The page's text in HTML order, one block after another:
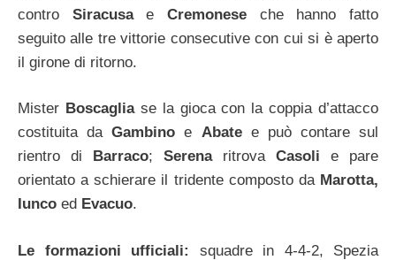
contro SiracusaeCremonese che hanno fatto
seguito alle tre vittorie consecutive con cui si è aperto
il girone di ritorno.
Mister Boscagliase la gioca con la coppia d’attacco
costituita daGambino e Abatee può contare sul
rientro di
Barraco; Serenaritrova Casoli e pare
orientato a schierare il tridente composto daMarotta,
Iunco ed Evacuo.
Le formazioni ufficiali:
squadre in 4-4-2, Spezia